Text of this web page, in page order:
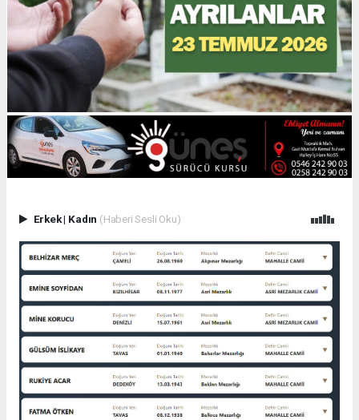
Erkek| Kadın (Haberi Sesli Oku)